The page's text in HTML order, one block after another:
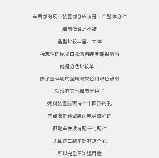
车后部的反应装置部分应该是一个整体分件
细节做得还不错
造型比较丰富、立体
标志性的尾喷口和燃料装置都很清晰
就是分色比较单一
除了整体刷的金属深灰色和银色点缀
就没有其他细节分色了
燃料装置前面有个半圆形的孔
有点像是预留装闪电导流杆的
但随车并没有配任何配件
并且这三款车都有这个孔
所以完全不知道用途